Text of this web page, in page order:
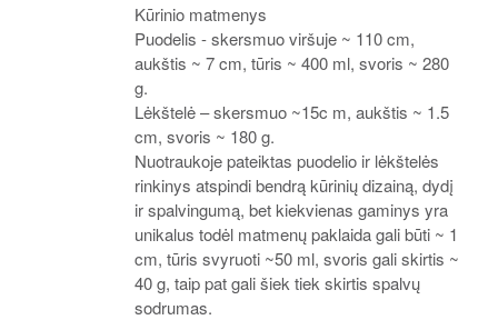
Kūrinio matmenys
Puodelis - skersmuo viršuje ~ 110 cm,
aukštis ~ 7 cm, tūris ~ 400 ml, svoris ~ 280
g.
Lėkštelė – skersmuo ~15c m, aukštis ~ 1.5
cm, svoris ~ 180 g.
Nuotraukoje pateiktas puodelio ir lėkštelės
rinkinys atspindi bendrą kūrinių dizainą, dydį
ir spalvingumą, bet kiekvienas gaminys yra
unikalus todėl matmenų paklaida gali būti ~ 1
cm, tūris svyruoti ~50 ml, svoris gali skirtis ~
40 g, taip pat gali šiek tiek skirtis spalvų
sodrumas.